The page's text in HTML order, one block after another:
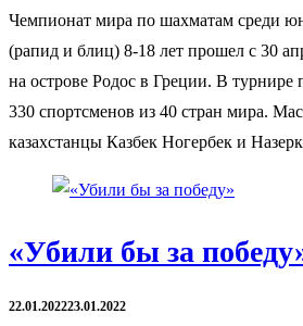
Чемпионат мира по шахматам среди
(рапид и блиц) 8-18 лет прошел с 30
на острове Родос в Греции. В турнире
330 спортсменов из 40 стран мира.
казахстанцы Казбек Ногербек и
«Убили бы за
22.01.202223.01.2022